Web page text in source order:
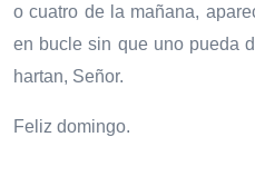
o cuatro de la mañana,
en bucle sin que uno pueda
hartan, Señor.
Feliz domingo.